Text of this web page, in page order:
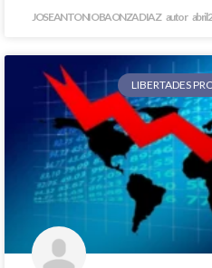
JOSE ANTONIO BAONZA DIAZ abril
LIBERTADES